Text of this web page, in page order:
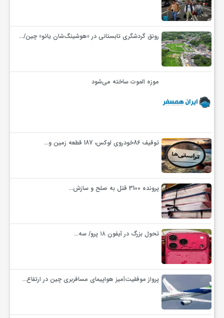
رونق گردشگری تابستانی در «هوشینگ‌شان یائو» چین/…
موزه الموت ساخته می‌شود
توقیف 86خودروی لوکس، 187 قطعه زمین و…
پرونده 3100 قتل به صلح و سازش…
تحول بزرگ در آیفون ۱۸ پرو/ سه…
پرواز موفقیت‌آمیز هواپیمای مسافربری چین در ارتفاع…